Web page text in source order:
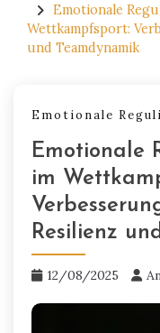
contentEmotionale
Wettkampfsport:
und Teamdynamik
Emotionale
Emotionale
im
Resilienz
12/08/2025